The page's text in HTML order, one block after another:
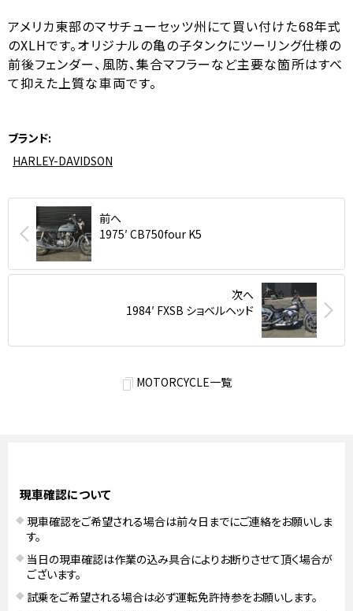
アメリカ東部のマサチューセッツ州にて買い付けた68年式
のXLHです。オリジナルの亀の子タンクにツーリング仕様の
前後フェンダー、風防、集合マフラーなど主要な箇所はすべ
て抑えた上質な車両です。
ブランド
HARLEY-DAVIDSON
前へ
1975′ CB750four K5
次へ
1984′ FXSB ショベルヘッド
MOTORCYCLE一覧
現車確認について
現車確認をご希望される場合は前々日までにご連絡をお願いしま
す。
当日の現車確認は作業の込み具合によりお断りさせて頂く場合が
ございます。
試乗をご希望される場合は必ず運転免許持参をお願いします。